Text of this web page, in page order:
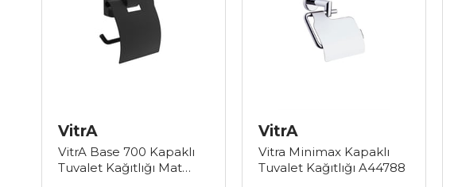
VitrA
VitrA Base 700 Kapaklı
Tuvalet Kağıtlığı Mat
VitrA
Vitra Minimax Kapaklı
Tuvalet Kağıtlığı A44788